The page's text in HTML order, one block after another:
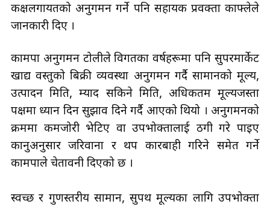
कक्षलगायतको अनुगमन गर्ने पनि सहायक प्रवक्ता काफ्लेले
जानकारी दिए ।
कामपा अनुगमन टोलीले विगतका वर्षहरूमा पनि सुपरमार्केट
खाद्य वस्तुको बिक्री व्यवस्था अनुगमन गर्दै सामानको मूल्य,
उत्पादन मिति, म्याद सकिने मिति, अधिकतम मूल्यजस्ता
पक्षमा ध्यान दिन सुझाव दिने गर्दै आएको थियो । अनुगमनको
क्रममा कमजोरी भेटिए वा उपभोक्तालाई ठगी गरे पाइए
कानुअनुसार जरिवाना र थप कारबाही गरिने समेत गर्ने
कामपाले चेतावनी दिएको छ ।
स्वच्छ र गुणस्तरीय सामान, सुपथ मूल्यका लागि उपभोक्ता